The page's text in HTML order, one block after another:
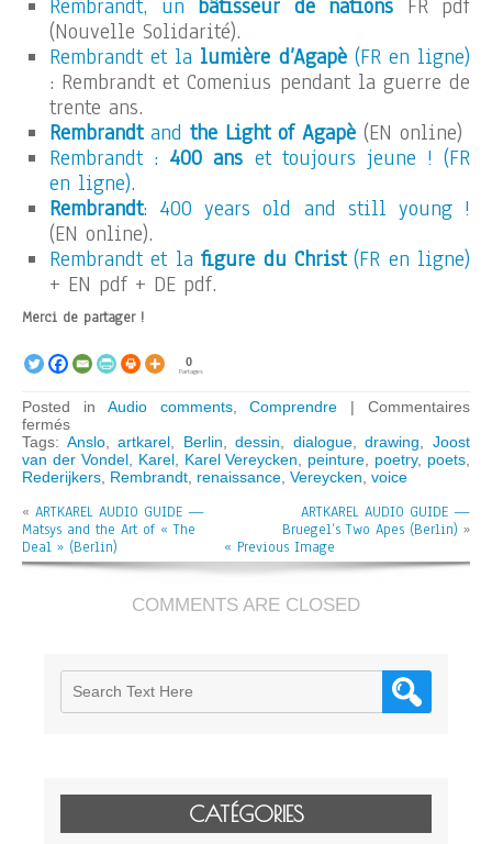
Rembrandt, un bâtisseur de nations FR pdf
(Nouvelle Solidarité).
Rembrandt et la lumière d’Agapè(FR en ligne)
: Rembrandt et Comenius pendant la guerre de
trente ans.
Rembrandtand the Light of Agapè (EN online)
Rembrandt : 400 ans et toujours jeune ! (FR
en ligne).
Rembrandt: 400 years old and still young !
(EN online).
Rembrandt et lafigure du Christ(FR en ligne)
+ EN pdf + DE pdf.
Merci de partager !
0
Partages
Posted in Audio comments,Comprendre |Commentaires
ferméssur
AUDIO
–
Rembrandt
the
voice
of
Anslo
Tags: Anslo,artkarel Berlin ,dessin dialogue,drawing ,Joost
van der Vondel, Karel, Karel Vereycken peinture poetry, poets
Rederijkers Rembrandt renaissance Vereycken voice
« ARTKAREL AUDIO GUIDE —
Matsys and the Art of « The
Deal » (Berlin)
ARTKAREL AUDIO GUIDE —
Bruegel’s Two Apes (Berlin) »
« Previous Image
COMMENTS ARE CLOSED
CATÉGORIES